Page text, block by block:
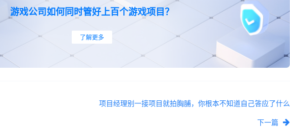
游戏公司如何同时管好上百个游戏项目？
了解更多
项目经理别一接项目就拍胸脯，你根本不知道自己答应了什么
下一篇